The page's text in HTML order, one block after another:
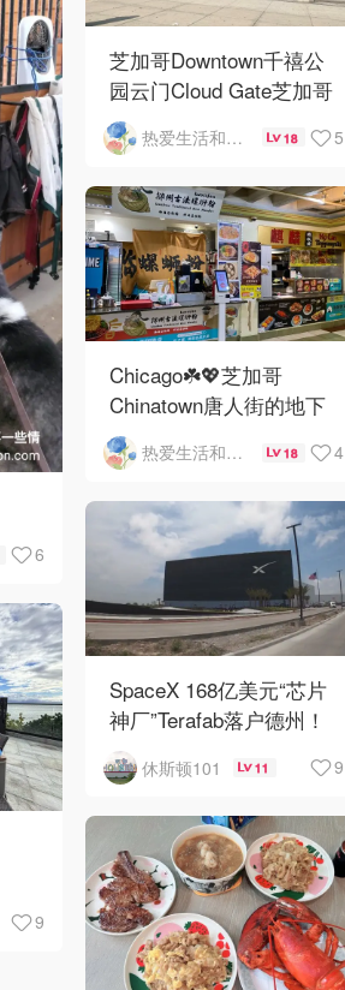
芝加哥Downtown千禧公
园云门Cloud Gate芝加哥
河街景❤️鳞次栉比的高楼
热爱生活和自由的轻舞飞扬 18 5
6
Chicago☘️💖芝加哥
Chinatown唐人街的地下
mini小美食城
热爱生活和自由的轻舞飞扬 18 4
SpaceX 168亿美元“芯片
神厂”Terafab落户德州！
休斯顿101 11 9
9